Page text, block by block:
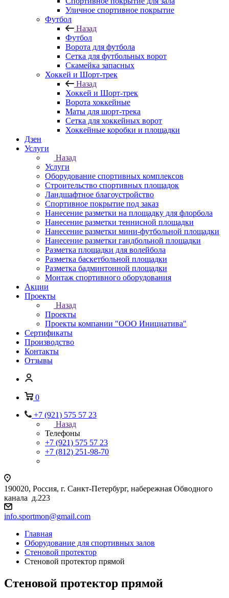
Уличное спортивное покрытие
Футбол
Назад
Футбол
Ворота для футбола
Сетка для футбольных ворот
Скамейка запасных
Хоккей и Шорт-трек
Назад
Хоккей и Шорт-трек
Ворота хоккейные
Маты для шорт-трека
Сетка для хоккейных ворот
Хоккейные коробки и площадки
Дзен
Услуги
Назад
Услуги
Оборудование спортивных комплексов
Строительство спортивных площадок
Ландшафтное благоустройство
Спортивное покрытие под заказ
Нанесение разметки на площадку для флорбола
Нанесение разметки теннисной площадки
Нанесение разметки мини-футбольной площадки
Нанесение разметки гандбольной площадки
Разметка площадки для волейбола
Разметка баскетбольной площадки
Разметка бадминтонной площадки
Монтаж спортивного оборудования
Акции
Проекты
Назад
Проекты
Проекты компании "ООО Инициатива"
Сертификаты
Производство
Контакты
Отзывы
0
+7 (921) 575 57 23
Назад
Телефоны
+7 (921) 575 57 23
+7 (812) 251-98-70
190020, Россия, г. Санкт-Петербург, набережная Обводного
канала д.223
info.sportmon@gmail.com
Главная
Оборудование для спортивных залов
Стеновой протектор
Стеновой протектор прямой
Стеновой протектор прямой